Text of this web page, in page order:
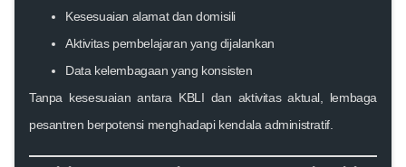
Kesesuaian alamat dan domisili
Aktivitas pembelajaran yang dijalankan
Data kelembagaan yang konsisten
Tanpa kesesuaian antara KBLI dan aktivitas aktual, lembaga
pesantren berpotensi menghadapi kendala administratif.